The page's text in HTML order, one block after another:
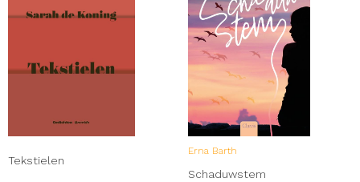
Tekstielen
Erna Barth
Schaduwstem